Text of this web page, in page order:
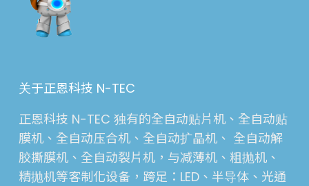
关于正恩科技 N-TEC
正恩科技 N-TEC 独有的全自动贴片机、全自动贴
膜机、全自动压合机、全自动扩晶机、 全自动解
胶撕膜机、全自动裂片机，与减薄机、粗抛机、
精抛机等客制化设备，跨足：LED、半导体、光通